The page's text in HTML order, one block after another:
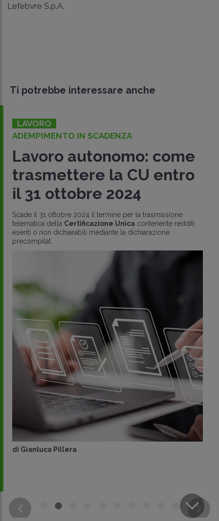
CONDIVIDI
Lefebvre S.p.A.
Ti potrebbe interessare anche
LAVORO
IN VISTA DELL’INVIO ENTRO IL 31 OTTOBRE
Certificazione unica
autonomi: le novità dopo
la Riforma del lavoro
sportivo
In scadenza al 31 ottobre l’invio delleCertificazioni
Uniche per i lavoratori autonomi
, nel 2024 ne sono previste ben due: una per i